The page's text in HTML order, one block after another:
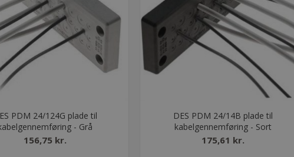
PDM 24/124G plade til
- Grå
156,75 kr.
DES PDM 24/14B plade til
kabelgennemføring - Sort
175,61 kr.